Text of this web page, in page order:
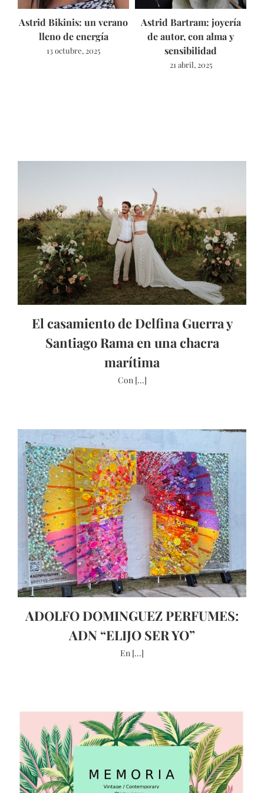
Astrid Bikinis: un verano
lleno de energía
13 octubre, 2025
Astrid Bartram: joyería
de autor, con alma y
sensibilidad
21 abril, 2025
El casamiento de Delfina Guerra y
Santiago Rama en una chacra
marítima
Con [...]
ADOLFO DOMINGUEZ PERFUMES:
ADN “ELIJO SER YO”
En [...]